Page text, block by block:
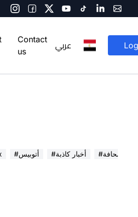
Contact
us
عربي
#أتوبيس #أخبار كاذبة في الصحافة